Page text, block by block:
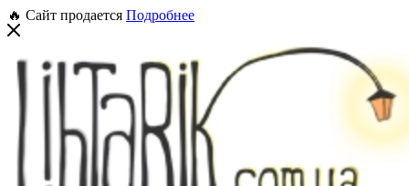
🔥 Сайт продается Подробнее